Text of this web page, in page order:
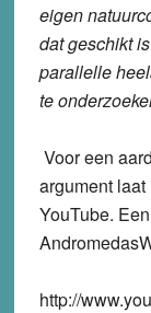
eigen
dat geschikt
parallelle
te
Voor een
argument
YouTube.
http://